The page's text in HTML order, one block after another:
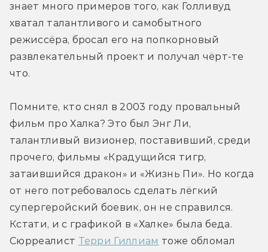
знает много примеров того, как Голливуд
хватал талантливого и самобытного
режиссёра, бросал его на попкорновый
развлекательный проект и получал чёрт-те
что.
Помните, кто снял в 2003 году провальный
фильм про Халка? Это был Энг Ли,
талантливый визионер, поставивший, среди
прочего, фильмы «Крадущийся тигр,
затаившийся дракон» и «Жизнь Пи». Но когда
от него потребовалось сделать лёгкий
супергеройский боевик, он не справился.
Кстати, и с графикой в «Халке» была беда.
Сюрреалист Терри Гиллиам тоже обломал